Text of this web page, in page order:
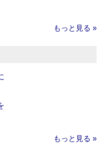
もっと見る »
もっと見る »